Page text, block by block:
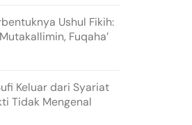
Ushul Fikih:
Fuqaha’
Keluar dari Syariat
Tidak Mengenal